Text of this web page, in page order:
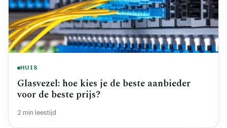
HUIS
Glasvezel: hoe kies je de beste aanbieder
voor de beste prijs?
2 min leestijd